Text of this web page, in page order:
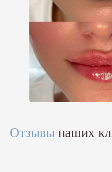
Отзывы наших